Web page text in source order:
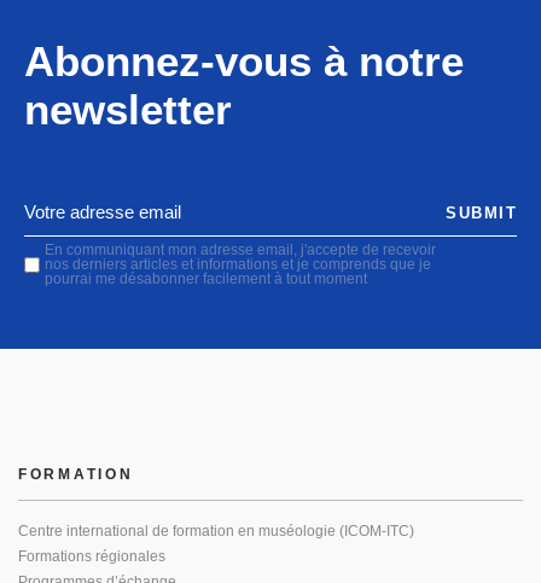
Abonnez-vous à notre
newsletter
En communiquant mon adresse email, j'accepte de recevoir
nos derniers articles et informations et je comprends que je
pourrai me désabonner facilement à tout moment
SUBMIT
FORMATION
Centre international de formation en muséologie (ICOM-ITC)
Formations régionales